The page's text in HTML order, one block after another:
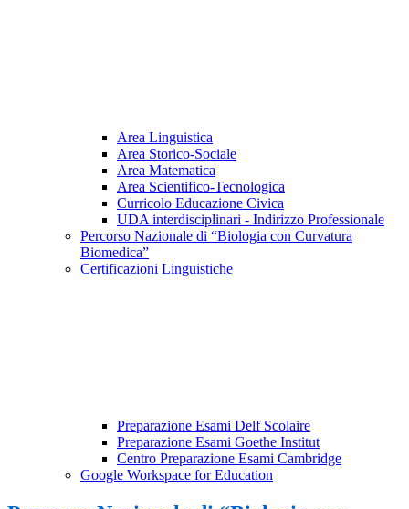
Area Linguistica
Area Storico-Sociale
Area Matematica
Area Scientifico-Tecnologica
Curricolo Educazione Civica
UDA interdisciplinari - Indirizzo Professionale
Percorso Nazionale di “Biologia con Curvatura
Biomedica”
Certificazioni Linguistiche
Preparazione Esami Delf Scolaire
Preparazione Esami Goethe Institut
Centro Preparazione Esami Cambridge
Google Workspace for Education